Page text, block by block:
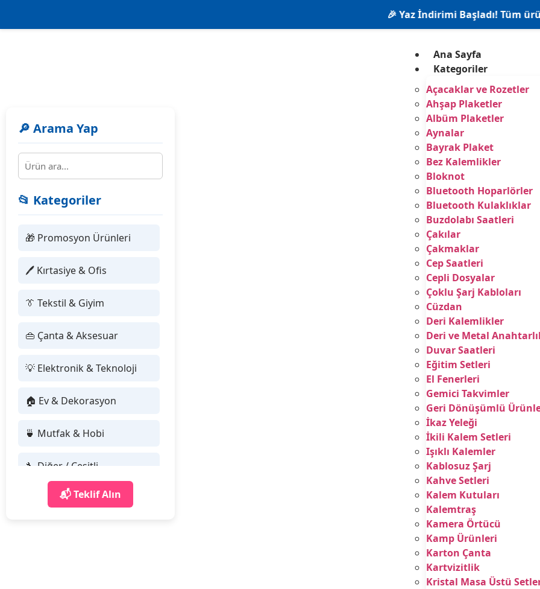
🎉 Yaz İndirimi Başladı! Tüm ürünlerde
Ana Sayfa
Kategoriler
Açacaklar ve Rozetler
Ahşap Plaketler
Albüm Plaketler
Aynalar
Bayrak Plaket
Bez Kalemlikler
Bloknot
Bluetooth Hoparlörler
Bluetooth Kulaklıklar
Buzdolabı Saatleri
Çakılar
Çakmaklar
Cep Saatleri
Cepli Dosyalar
Çoklu Şarj Kabloları
Cüzdan
Deri Kalemlikler
Deri ve Metal
Duvar Saatleri
Eğitim Setleri
El Fenerleri
Gemici Takvimler
Geri Dönüşümlü
İkaz Yeleği
İkili Kalem Setleri
Işıklı Kalemler
Kablosuz Şarj
Kahve Setleri
Kalem Kutuları
Kalemtraş
Kamera Örtücü
Kamp Ürünleri
Karton Çanta
Kartvizitlik
Kristal Masa Üstü
🔎 Arama Yap
📂 Kategoriler
🎁 Promosyon Ürünleri
🖊 Kırtasiye & Ofis
👔 Tekstil & Giyim
👜 Çanta & Aksesuar
💡 Elektronik & Teknoloji
🏠 Ev & Dekorasyon
🍵 Mutfak & Hobi
🔧 Diğer / Çeşitli
📬 Teklif Alın